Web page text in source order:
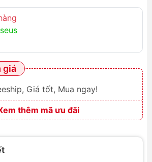
giá
Giá tốt, Mua ngay!
thêm mã ưu đãi